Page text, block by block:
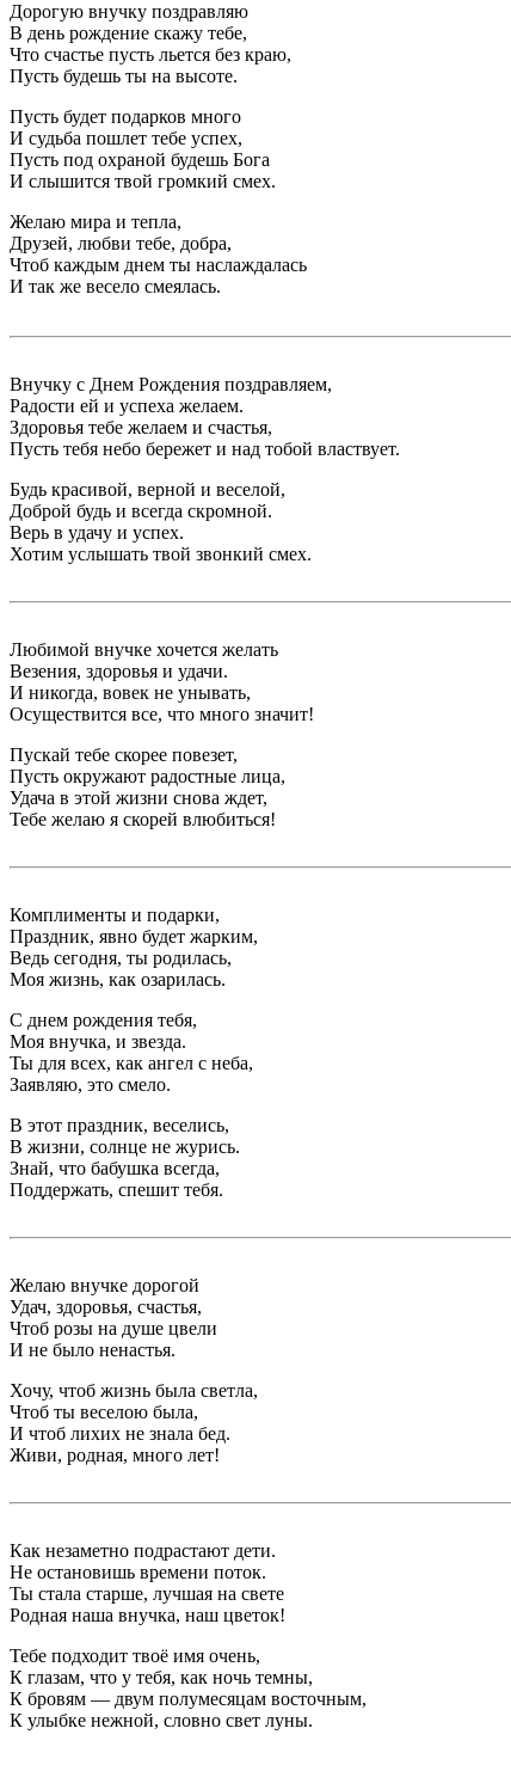
Дорогую внучку поздравляю
В день рождение скажу тебе,
Что счастье пусть льется без краю,
Пусть будешь ты на высоте.
Пусть будет подарков много
И судьба пошлет тебе успех,
Пусть под охраной будешь Бога
И слышится твой громкий смех.
Желаю мира и тепла,
Друзей, любви тебе, добра,
Чтоб каждым днем ты наслаждалась
И так же весело смеялась.
Внучку с Днем Рождения поздравляем,
Радости ей и успеха желаем.
Здоровья тебе желаем и счастья,
Пусть тебя небо бережет и над тобой властвует.
Будь красивой, верной и веселой,
Доброй будь и всегда скромной.
Верь в удачу и успех.
Хотим услышать твой звонкий смех.
Любимой внучке хочется желать
Везения, здоровья и удачи.
И никогда, вовек не унывать,
Осуществится все, что много значит!
Пускай тебе скорее повезет,
Пусть окружают радостные лица,
Удача в этой жизни снова ждет,
Тебе желаю я скорей влюбиться!
Комплименты и подарки,
Праздник, явно будет жарким,
Ведь сегодня, ты родилась,
Моя жизнь, как озарилась.
С днем рождения тебя,
Моя внучка, и звезда.
Ты для всех, как ангел с неба,
Заявляю, это смело.
В этот праздник, веселись,
В жизни, солнце не журись.
Знай, что бабушка всегда,
Поддержать, спешит тебя.
Желаю внучке дорогой
Удач, здоровья, счастья,
Чтоб розы на душе цвели
И не было ненастья.
Хочу, чтоб жизнь была светла,
Чтоб ты веселою была,
И чтоб лихих не знала бед.
Живи, родная, много лет!
Как незаметно подрастают дети.
Не остановишь времени поток.
Ты стала старше, лучшая на свете
Родная наша внучка, наш цветок!
Тебе подходит твоё имя очень,
К глазам, что у тебя, как ночь темны,
К бровям — двум полумесяцам восточным,
К улыбке нежной, словно свет луны.